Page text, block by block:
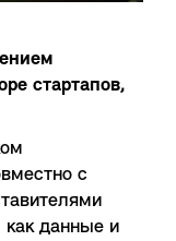
стартапов,
с
как данные и